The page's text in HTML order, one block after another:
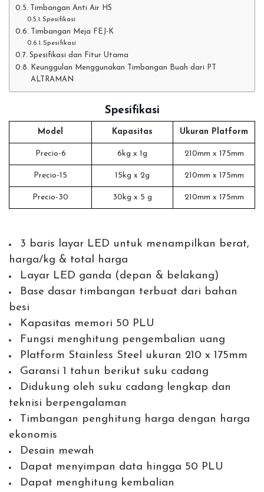
Timbangan Anti Air HS
Spesifikasi
Timbangan Meja FEJ-K
Spesifikasi
Spesifikasi dan Fitur Utama
Keunggulan Menggunakan Timbangan Buah dari PT
ALTRAMAN
Spesifikasi
Model Kapasitas Ukuran Platform
Precio-6 6kg x 1g 210mm x 175mm
Precio-15 15kg x 2g 210mm x 175mm
Precio-30 30kg x 5 g 210mm x 175mm
3 baris layar LED untuk menampilkan berat,
harga/kg & total harga
Layar LED ganda (depan & belakang)
Base dasar timbangan terbuat dari bahan
besi
Kapasitas memori 50 PLU
Fungsi menghitung pengembalian uang
Platform Stainless Steel ukuran 210 x 175mm
Garansi 1 tahun berikut suku cadang
Didukung oleh suku cadang lengkap dan
teknisi berpengalaman
Timbangan penghitung harga dengan harga
ekonomis
Desain mewah
Dapat menyimpan data hingga 50 PLU
Dapat menghitung kembalian